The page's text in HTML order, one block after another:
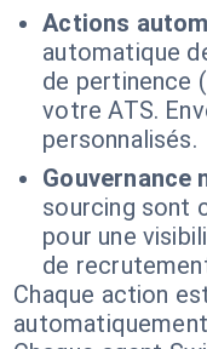
Actions
automatique
de pertinence
votre ATS.
personnalisés.
Gouvernance
sourcing sont
pour une
de
Chaque action